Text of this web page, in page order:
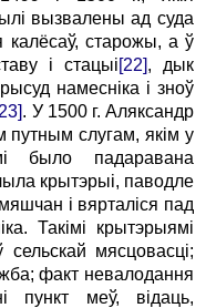
вызвалены ад суда
калёсаў, старожы, а ў
і стацыі[22], дык
намесніка і зноў
. У 1500 г. Аляксандр
путным слугам, якім у
было падаравана
крытэрыі, паводле
і вярталіся пад
Такімі крытэрыямі
мясцовасці;
факт невалодання
пункт меў, відаць,